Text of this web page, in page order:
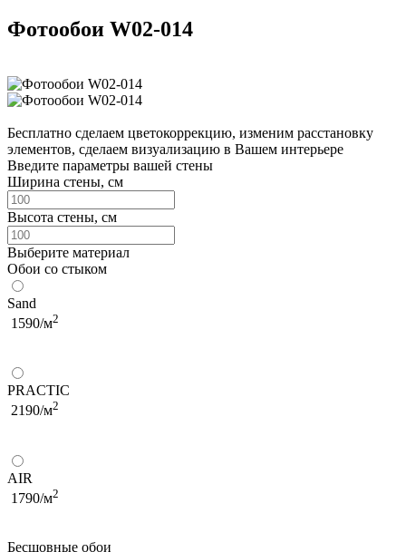
Фотообои W02-014
Бесплатно сделаем цветокоррекцию, изменим расстановку
элементов, сделаем визуализацию в Вашем интерьере
Введите параметры вашей стены
Ширина стены, см
Высота стены, см
Выберите материал
Обои со стыком
Sand
1590/м2
PRACTIC
2190/м2
AIR
1790/м2
Бесшовные обои